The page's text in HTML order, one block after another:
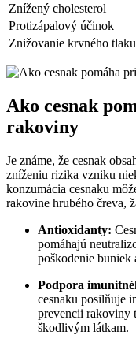
Znížený cholesterol
Protizápalový účinok
Znižovanie krvného tlaku
Ako cesnak
rakoviny
Je známe, že cesnak
zníženiu rizika vzniku
konzumácia cesnaku
rakovine hrubého čreva,
Antioxidanty:
pomáhajú
poškodenie
Podpora
cesnaku posilňuje
prevencii rakoviny
škodlivým látkam.